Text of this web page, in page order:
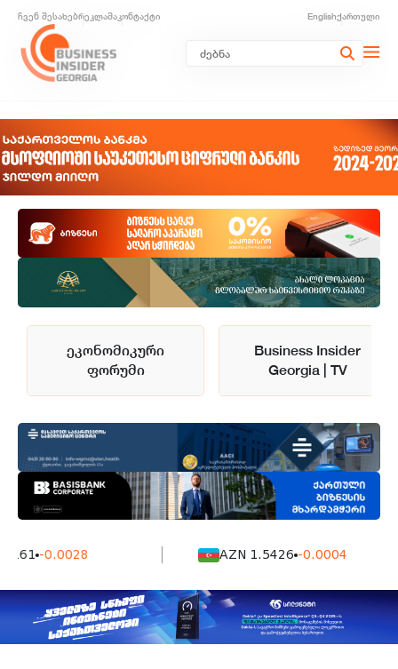
ჩვენ შესახებრეკლამაკონტაქტი Englishქართული
ეკონომიკური
ფორუმი
Business Insider
Georgia | TV
-0.0028 AZN 1.5426 -0.0004